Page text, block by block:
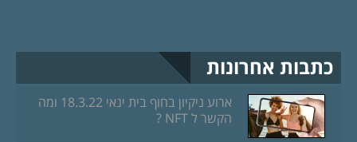
כתבות אחרונות
ארוע ניקיון בחוף בית ינאי 18.3.22 ומה
הקשר ל NFT ?